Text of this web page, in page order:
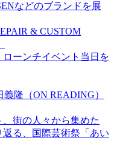
などのブランドを展
& CUSTOM
ーンチイベント当日を
隆（ON READING）
街の人々から集めた
る、国際芸術祭「あい